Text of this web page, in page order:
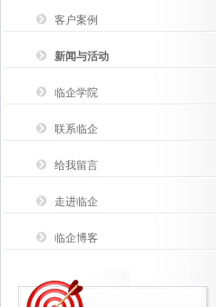
客户案例
新闻与活动
临企学院
联系临企
给我留言
走进临企
临企博客